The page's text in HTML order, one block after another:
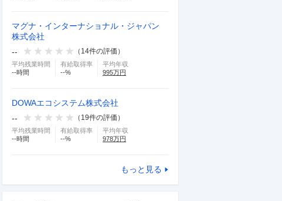
マグナ・インターナショナル・ジャパン
株式会社
--
（ 14件の評価）
平均残業時間
--時間
有給取得率
--%
平均年収
995万円
DOWAエコシステム株式会社
--
（ 19件の評価）
平均残業時間
--時間
有給取得率
--%
平均年収
978万円
もっと見る